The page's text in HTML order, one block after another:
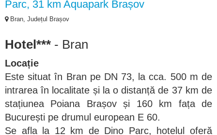
Parc, 31 km Aquapark Brașov
Bran, Județul Brașov
Hotel*** - Bran
Locație
Este situat în Bran pe DN 73, la cca. 500 m de
intrarea în localitate și la o distanță de 37 km de
stațiunea Poiana Brașov și 160 km fața de
București pe drumul european E 60.
Se afla la 12 km de Dino Parc, hotelul oferă